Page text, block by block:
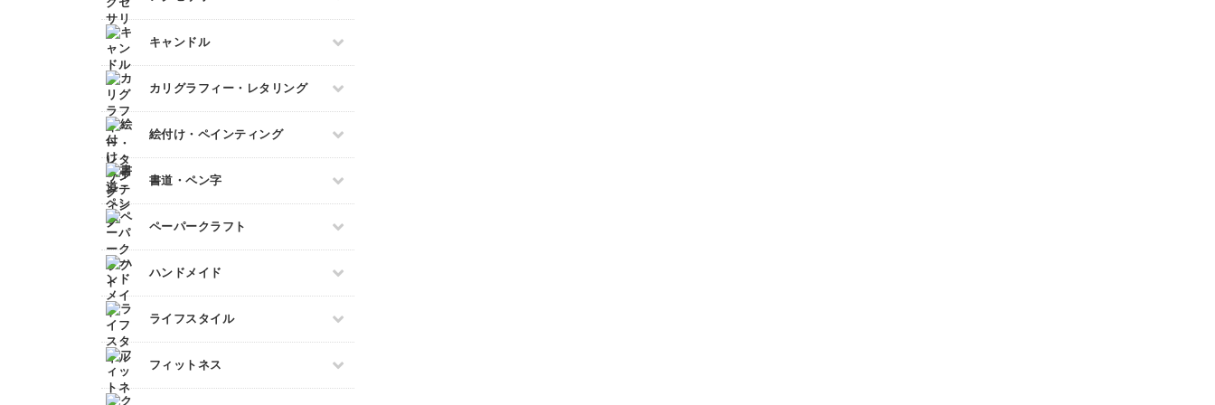
パステルアート
色鉛筆
油絵
水彩画
デジタルイラスト
日本画
ネイル検定
スカルプネイル
ネイルケア
ジェルネイル
すべて
プラバンアクセサリー
クレイ
レジンアクセサリー
ワイヤーアクセサリー
ビーズアクセサリー
キャンドル
すべて
キャンドルホルダー
マーブルキャンドル
スイーツキャンドル
ソイキャンドル
ジェルキャンドル
ボタニカルキャンドル
韓国キャンドル
アロマキャンドル
サシェ
カリグラフィー・レタリング
すべて
カリグラフィー
レタリング
絵付け・ペインティング
すべて
ポーセラーツ
トールペイント
上絵付け
書道・ペン字
すべて
ペン字
筆文字
ペーパークラフト
すべて
ペーパーアート
切り絵
ラッピング
折り紙
カルトナージュ
ハンドメイド
すべて
石鹸作り
羊毛フェルト
カービング
ライフスタイル
すべて
整理収納・片付け
フィットネス